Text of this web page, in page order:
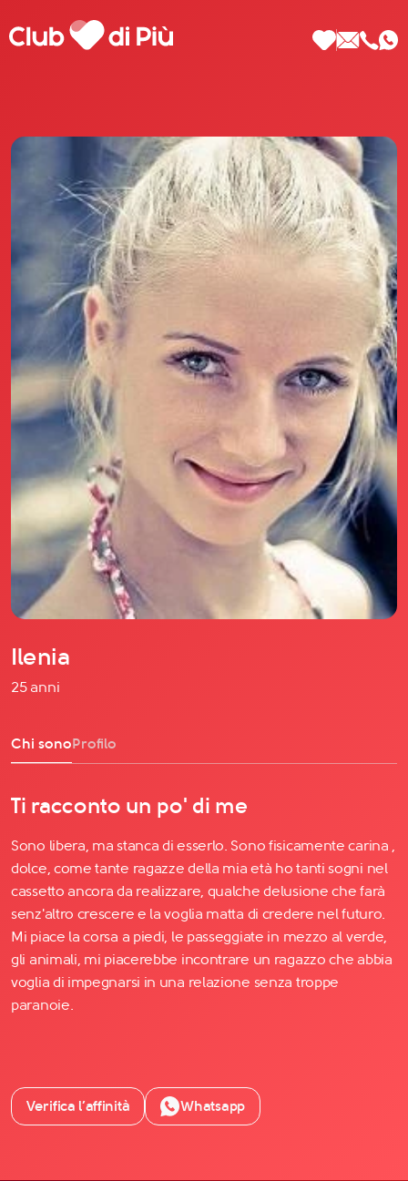
Scopri Club di Più
Le testimonianze Club di Più
La fondatrice Valeria Pilla
Annunci Donne
Agenzia matrimoniale Club di Più
Love Notebook
Il libro Donna di Cuori
Quanto costa Club di Più
Love Academy
Domande Frequenti
Impegno Sociale
Le nostre sedi
Facebook
YouTube
Instagram
TikTok
Ilenia
25 anni
Chi sonoProfilo
Ti racconto un po' di me
Sono libera, ma stanca di esserlo. Sono fisicamente carina ,
dolce, come tante ragazze della mia età ho tanti sogni nel
cassetto ancora da realizzare, qualche delusione che farà
senz'altro crescere e la voglia matta di credere nel futuro.
Mi piace la corsa a piedi, le passeggiate in mezzo al verde,
gli animali, mi piacerebbe incontrare un ragazzo che abbia
voglia di impegnarsi in una relazione senza troppe
paranoie.
Verifica l’affinità Whatsapp